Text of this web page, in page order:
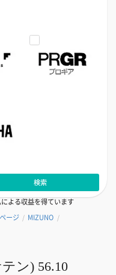
検索
よる収益を得ています
ージ / MIZUNO /
ン) 56.10